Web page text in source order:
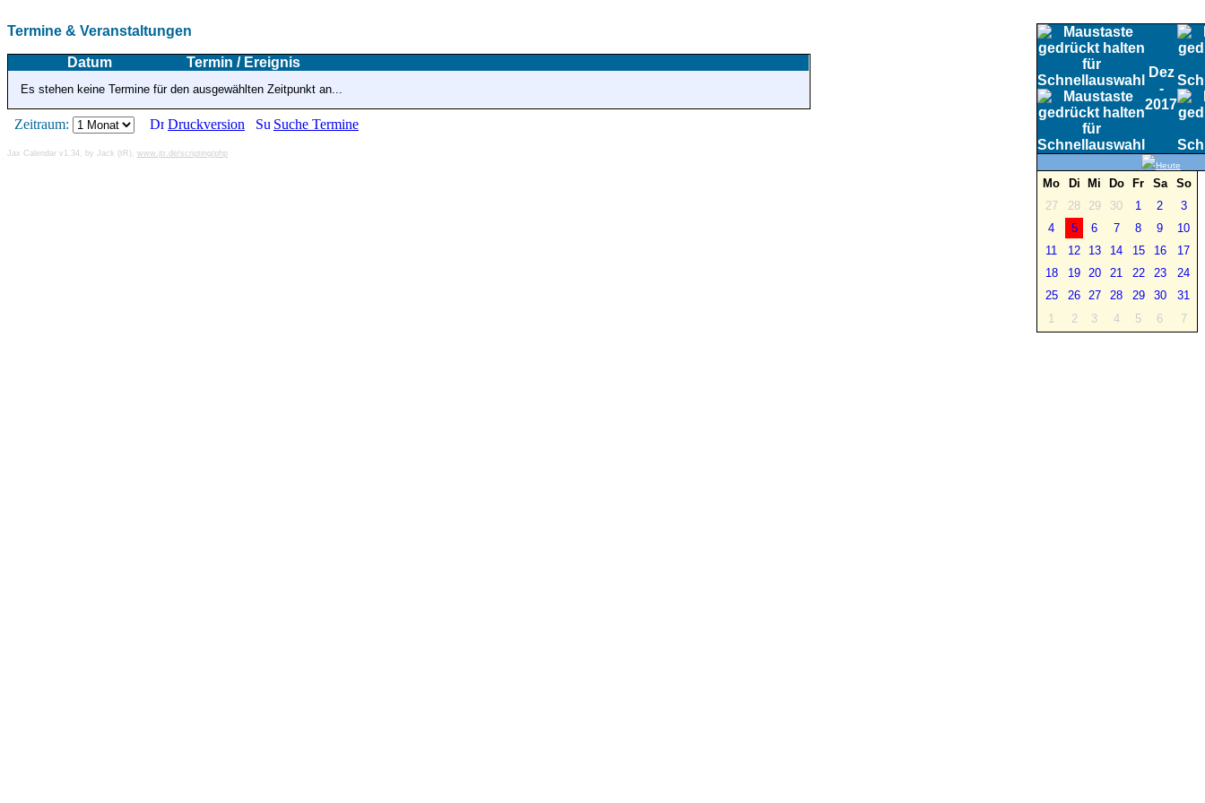
Termine & Veranstaltungen
Datum Termin / Ereignis
Es stehen keine Termine für den ausgewählten Zeitpunkt an...
Zeitraum: Druckversion Suche Termine
Jax Calendar v1.34, by Jack (tR), www.jtr.de/scripting/php
Dez
-
2017
Heute
Mo Di Mi Do Fr Sa
So
27
28 29 30 1 2
3
4
5 6 7 8 9
10
11
12 13 14 15 16
17
18
19 20 21 22 23
24
25
26 27 28 29 30
31
1
2 3 4 5 6 7